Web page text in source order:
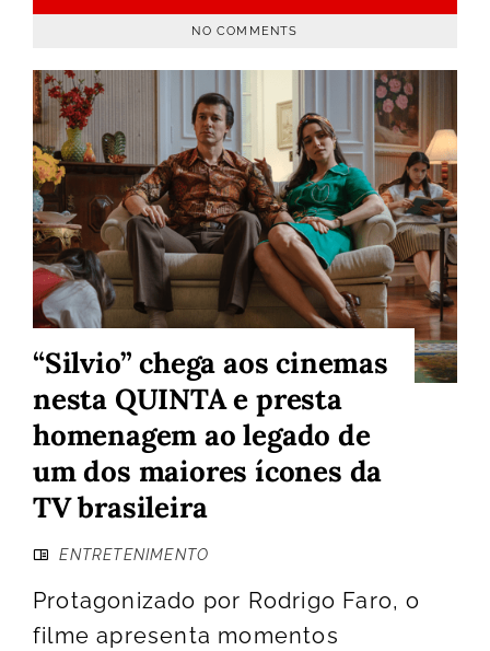
NO COMMENTS
“Silvio” chega aos cinemas
nesta QUINTA e presta
homenagem ao legado de
um dos maiores ícones da
TV brasileira
ENTRETENIMENTO
Protagonizado por Rodrigo Faro, o
filme apresenta momentos